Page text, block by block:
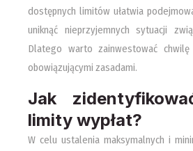
dostępnych limitów ułatwia
uniknąć nieprzyjemnych sytuacji
Dlatego warto zainwestować
obowiązującymi zasadami.
Jak
limity wypłat?
W celu ustalenia maksymalnych i